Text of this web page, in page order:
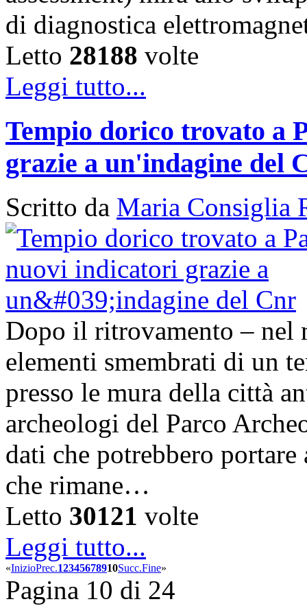
di diagnostica
Letto 28188 volte
Leggi tutto...
Tempio dorico trovato a
grazie a un'indagine del
Scritto da Maria Consiglia
Dopo il ritrovamento – nel
elementi smembrati di un
presso le mura della città
archeologi del Parco
dati che potrebbero
che rimane…
Letto 30121 volte
Leggi tutto...
«InizioPrec.12345678910Succ.Fine»
Pagina 10 di 24